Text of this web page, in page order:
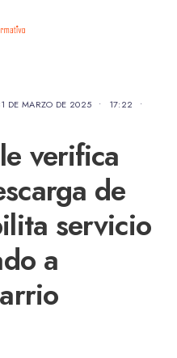
DE MARZO DE 2025 • 17:22
•
verifica
de
servicio
a